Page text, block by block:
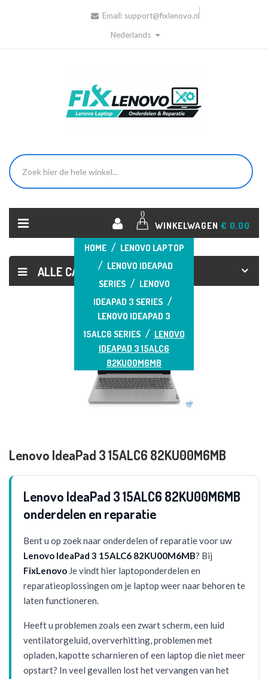
Email: support@fixlenovo.nl
Nederlands
0
WINKELWAGEN € 0,00
ALLE CATEGORIEËN
HOME
LENOVO LAPTOP
LENOVO IDEAPAD
SERIES
LENOVO
IDEAPAD 3 SERIES
LENOVO IDEAPAD 3
15ALC6 SERIES
LENOVO
IDEAPAD 3 15ALC6
82KU00M6MB
Lenovo IdeaPad 3 15ALC6 82KU00M6MB
Lenovo IdeaPad 3 15ALC6 82KU00M6MB
onderdelen en reparatie
Bent u op zoek naar onderdelen of reparatie voor uw
Lenovo IdeaPad 3 15ALC6 82KU00M6MB? Bij
FixLenovo Je vindt hier laptoponderdelen en
reparatieoplossingen om je laptop weer naar behoren te
laten functioneren.
Heeft u problemen zoals een zwart scherm, een luid
ventilatorgeluid, oververhitting, problemen met
opladen, kapotte scharnieren of een laptop die niet meer
opstart? In veel gevallen lost het vervangen van het